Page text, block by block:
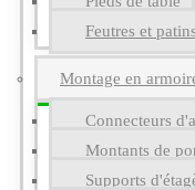
Feutres et
Montage en
Connecteurs
Montants de
Supports